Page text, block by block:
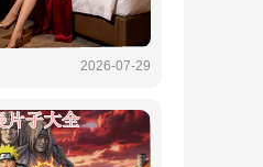
2026-07-29